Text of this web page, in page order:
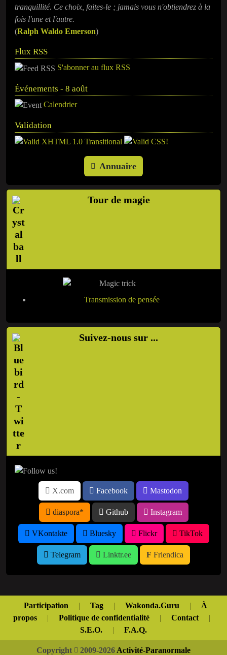
tranquillité. Ce choix, faites-le ; jamais vous n'obtiendrez à la
fois l'une et l'autre.
(Ralph Waldo Emerson)
Flux RSS
S'abonner au flux RSS
Événements - 8 août
Calendrier
Validation
Annuaire
Tour de magie
Transmission de pensée
Suivez-nous sur ...
X.com Facebook Mastodon
diaspora* Github Instagram
VKontakte Bluesky Flickr TikTok
Telegram Linktr.ee Friendica
Participation | Tag | Wakonda.Guru |
À
propos
| Politique de confidentialité | Contact
|
S.E.O.
| F.A.Q.
Copyright 2009-2026 Activité-Paranormale